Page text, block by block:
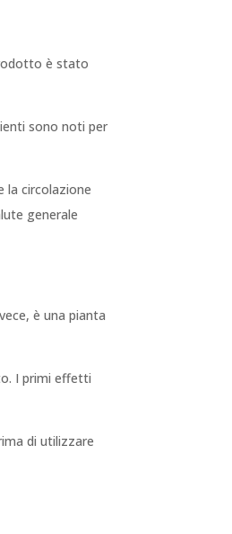
è stato
sono noti per
la circolazione
generale
è una pianta
I primi effetti
di utilizzare